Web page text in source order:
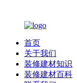
首页
关于我们
装修建材知识
装修建材百科